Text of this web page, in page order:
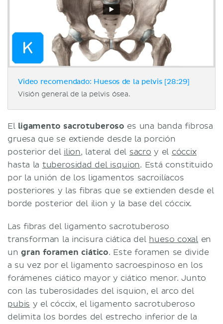
Video recomendado: Huesos de la pelvis [28:29]
Visión general de la pelvis ósea.
El ligamento sacrotuberoso es una banda fibrosa
gruesa que se extiende desde la porción
posterior del ilion, lateral del sacro y el cóccix
hasta la tuberosidad del isquion. Está constituido
por la unión de los ligamentos sacroilíacos
posteriores y las fibras que se extienden desde el
borde posterior del ilion y la base del cóccix.
Las fibras del ligamento sacrotuberoso
transforman la incisura ciática del hueso coxal en
ungran foramen ciático. Este foramen se divide
a su vez por el ligamento sacroespinoso en los
forámenes ciático mayor y ciático menor. Junto
con las tuberosidades del isquion, el arco del
pubis y el cóccix, el ligamento sacrotuberoso
delimita los bordes del estrecho inferior de la